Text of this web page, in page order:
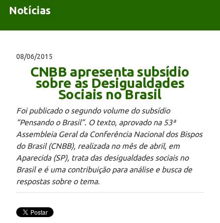
Notícias
08/06/2015
CNBB apresenta subsídio
sobre as Desigualdades
Sociais no Brasil
Foi publicado o segundo volume do subsídio
“Pensando o Brasil”. O texto, aprovado na 53ª
Assembleia Geral da Conferência Nacional dos Bispos
do Brasil (CNBB), realizada no mês de abril, em
Aparecida (SP), trata das desigualdades sociais no
Brasil e é uma contribuição para análise e busca de
respostas sobre o tema.